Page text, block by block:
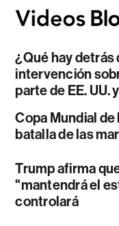
¿Qué hay detrás
intervención
parte de EE. UU.
Copa Mundial de
batalla de las
Trump afirma
"mantendrá el
controlará